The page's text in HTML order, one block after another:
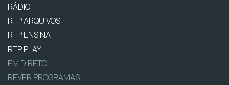
RÁDIO
RTP ARQUIVOS
RTP ENSINA
RTP PLAY
EM DIRETO
REVER PROGRAMAS